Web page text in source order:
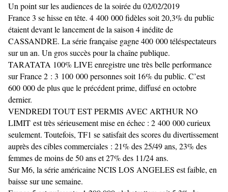
Un point sur les audiences de la soirée du 02/02/2019
France 3 se hisse en tête. 4 400 000 fidèles soit 20,3% du public
étaient devant le lancement de la saison 4 inédite de
CASSANDRE. La série française gagne 400 000 téléspectateurs
sur un an. Un gros succès pour la chaîne publique.
TARATATA 100% LIVE enregistre une très belle performance
sur France 2 : 3 100 000 personnes soit 16% du public. C’est
600 000 de plus que le précédent prime, diffusé en octobre
dernier.
VENDREDI TOUT EST PERMIS AVEC ARTHUR NO
LIMIT est très sérieusement mise en échec : 2 400 000 curieux
seulement. Toutefois, TF1 se satisfait des scores du divertissement
auprès des cibles commerciales : 21% des 25/49 ans, 23% des
femmes de moins de 50 ans et 27% des 11/24 ans.
Sur M6, la série américaine NCIS LOS ANGELES est faible, en
baisse sur une semaine.